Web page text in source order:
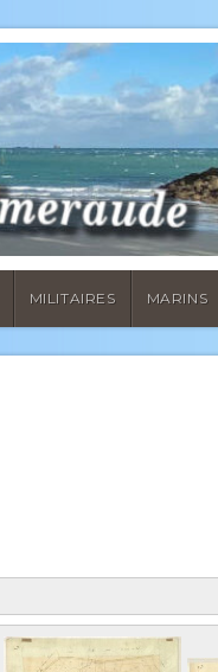
MILITAIRES MARINS